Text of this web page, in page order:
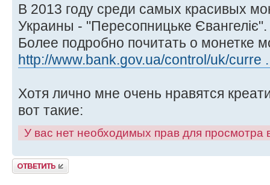
В 2013 году среди самых красивых
Украины - "Пересопницьке Євангеліє".
Более подробно почитать о монетке
http://www.bank.gov.ua/control/uk/curre
Хотя лично мне очень нравятся
вот такие:
У вас нет необходимых прав для
Ответить